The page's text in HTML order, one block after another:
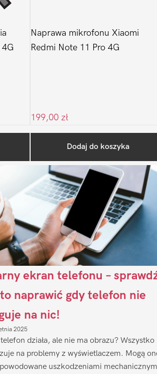
Naprawa mikrofonu Xiaomi
Redmi Note 11 Pro 4G
199,00 zł
Dodaj do koszyka
Sidebar
ekran telefonu –
naprawić gdy telefon nie
na nic!
2025
działa, ale nie ma obrazu? Wszystko
na problemy z wyświetlaczem. Mogą
uszkodzeniami